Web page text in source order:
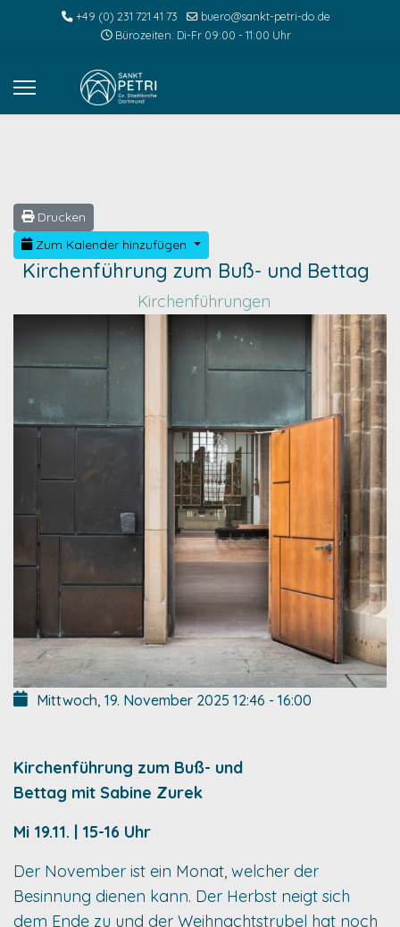
+49 (0) 231 721 41 73
buero@sankt-petri-do.de
Bürozeiten: Di-Fr 09:00 - 11:00 Uhr
Drucken
Zum Kalender hinzufügen
Kirchenführung zum Buß- und Bettag
Kirchenführungen
Mittwoch, 19. November 2025 12:46 - 16:00
Kirchenführung zum Buß- und
Bettag mit Sabine Zurek
Mi 19.11. | 15-16 Uhr
Der November ist ein Monat, welcher der
Besinnung dienen kann. Der Herbst neigt sich
dem Ende zu und der Weihnachtstrubel hat noch